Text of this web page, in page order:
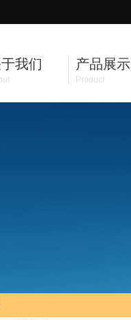
我们 产品展示
Product